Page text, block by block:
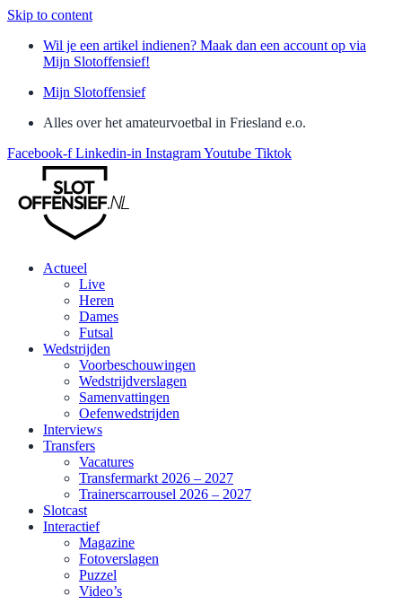
Skip to content
Wil je een artikel indienen? Maak dan een account op via
Mijn Slotoffensief!
Mijn Slotoffensief
Alles over het amateurvoetbal in Friesland e.o.
Facebook-f Linkedin-in InstagramYoutube Tiktok
Actueel
Live
Heren
Dames
Futsal
Wedstrijden
Voorbeschouwingen
Wedstrijdverslagen
Samenvattingen
Oefenwedstrijden
Interviews
Transfers
Vacatures
Transfermarkt 2026 – 2027
Trainerscarrousel 2026 – 2027
Slotcast
Interactief
Magazine
Fotoverslagen
Puzzel
Video’s